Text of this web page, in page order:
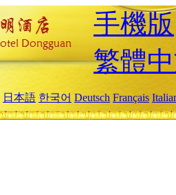
手機版
繁體
日本語 한국어 Deutsch Français